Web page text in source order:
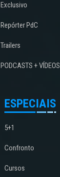
Exclusivo
Repórter PdC
Trailers
PODCASTS + VÍDEOS
ESPECIAIS
5+1
Confronto
Cursos